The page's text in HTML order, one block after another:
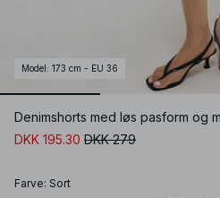
Model : 173 cm - EU 36
Denimshorts med løs pasform og
DKK 195.30 DKK 279
Farve: Sort